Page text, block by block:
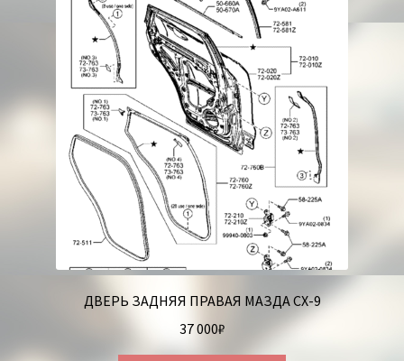
ДВЕРЬ ЗАДНЯЯ ПРАВАЯ МАЗДА СХ-9
37 000₽